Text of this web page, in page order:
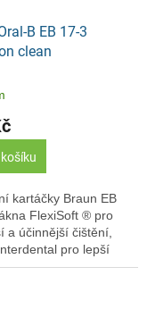
B EB 17-3
clean
kartáčky Braun EB
FlexiSoft ® pro
a účinnější čištění,
pro lepší
prostor,